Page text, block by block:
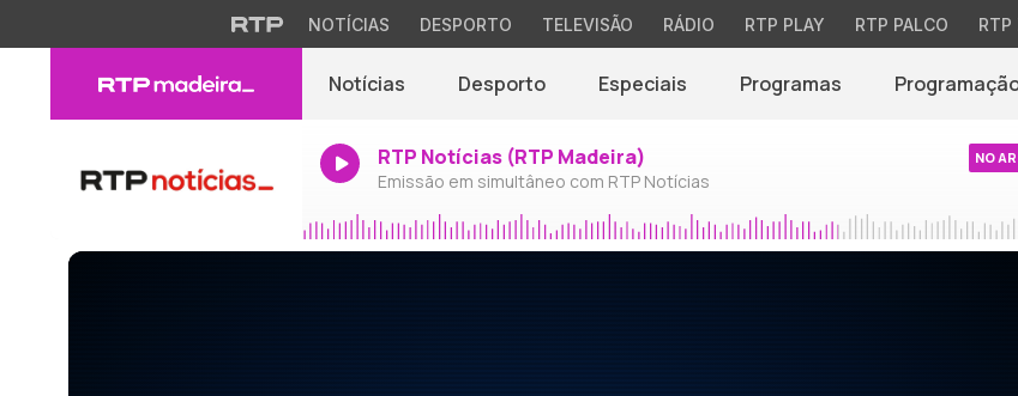
NOTÍCIAS DESPORTO TELEVISÃO RÁDIO RTP PLAY RTP PALCO RTP
Notícias Desporto Especiais Programas
RTP Notícias (RTP Madeira)
Emissão em simultâneo com RTP Notícias
NO AR